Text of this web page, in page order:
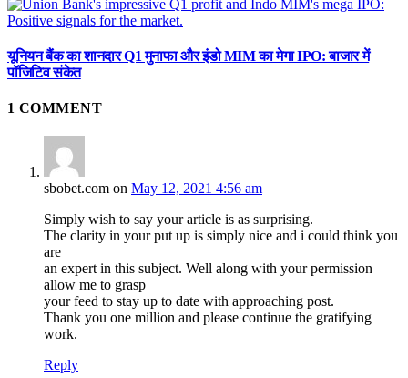
यूनियन बैंक का शानदार Q1 मुनाफा और इंडो MIM का मेगा IPO: बाजार में
पॉजिटिव संकेत
1 COMMENT
sbobet.com on May 12, 2021 4:56 am
Simply wish to say your article is as surprising.
The clarity in your put up is simply nice and i could think you
are
an expert in this subject. Well along with your permission
allow me to grasp
your feed to stay up to date with approaching post.
Thank you one million and please continue the gratifying
work.
Reply